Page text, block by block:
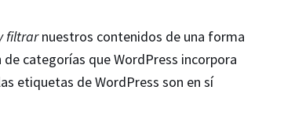
filtrarnuestros contenidos de una forma
categorías que WordPress incorpora
etiquetas de WordPress son en sí